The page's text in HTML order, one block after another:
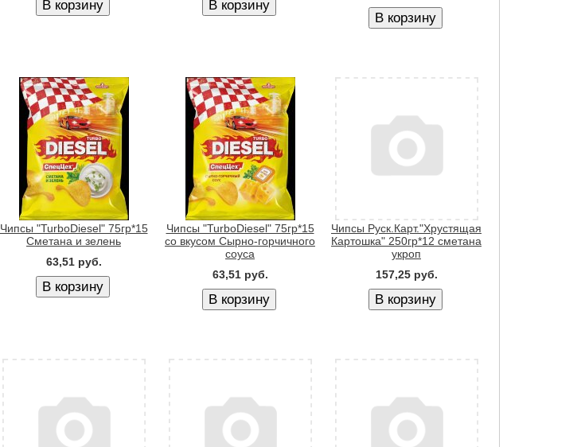
Чипсы "TurboDiesel" 75гр*15
Сметана и зелень
63,51 руб.
Чипсы "TurboDiesel" 75гр*15
со вкусом Сырно-горчичного
соуса
63,51 руб.
Чипсы Руск.Карт."Хрустящая
Картошка" 250гр*12 сметана
укроп
157,25 руб.